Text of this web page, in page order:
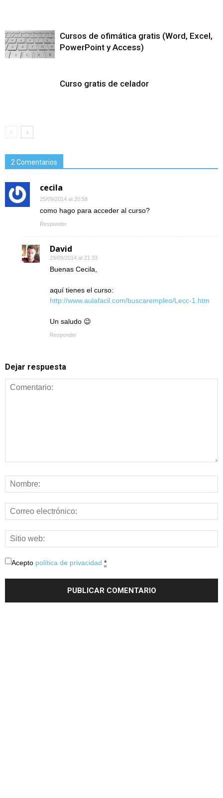
Cursos de ofimática gratis (Word, Excel,
PowerPoint y Access)
Curso gratis de celador
2 Comentarios
cecila
25/09/2014 at 20:58
como hago para acceder al curso?
Responder
David
29/09/2014 at 21:33
Buenas Cecila,
aquí tienes el curso:
http://www.aulafacil.com/buscarempleo/Lecc-1.htm
Un saludo 😉
Responder
Dejar respuesta
Acepto política de privacidad *